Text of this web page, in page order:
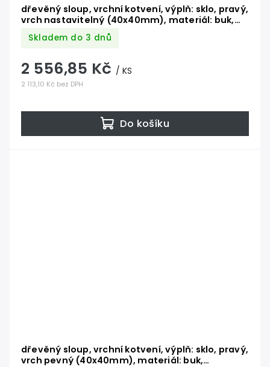
dřevěný sloup, vrchní kotvení, výplň: sklo, pravý,
vrch nastavitelný (40x40mm), materiál: buk,
broušený povrch bez nátěru
Skladem do 3 dnů
2 113,10 Kč bez DPH
2 556,85 Kč / KS
Do košíku
dřevěný sloup, vrchní kotvení, výplň: sklo, pravý,
vrch pevný (40x40mm), materiál: buk,